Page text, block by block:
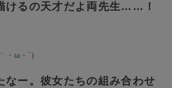
けるの天才だよ両先生……！
・ω・´)
なー。彼女たちの組み合わせ